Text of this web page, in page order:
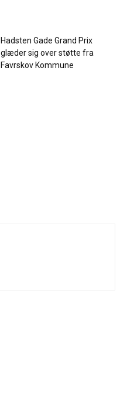
Hadsten Gade Grand Prix
glæder sig over støtte fra
Favrskov Kommune